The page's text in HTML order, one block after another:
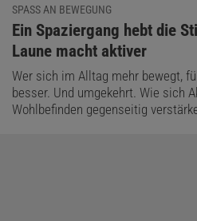
SPASS AN BEWEGUNG
:
Ein Spaziergang hebt die
Laune macht aktiver
Wer sich im Alltag mehr bewegt,
besser. Und umgekehrt. Wie sich
Wohlbefinden gegenseitig